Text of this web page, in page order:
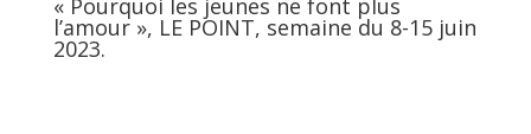
« Pourquoi les jeunes ne font plus
l’amour », LE POINT, semaine du 8-15 juin
2023.